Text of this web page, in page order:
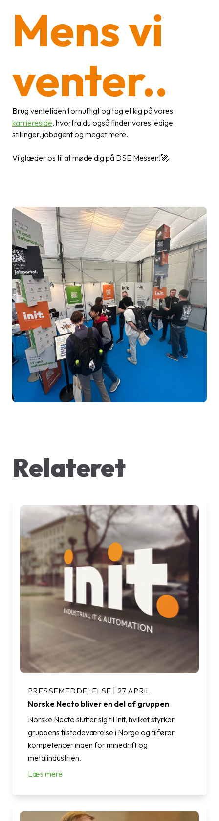
Mens vi
venter..
Brug ventetiden fornuftigt og tag et kig på vores
karriereside, hvorfra du også finder vores ledige
stillinger, jobagent og meget mere.
Vi glæder os til at møde dig på DSE Messen!🚀
Relateret
PRESSEMEDDELELSE | 27 APRIL
Norske Necto bliver en del af gruppen
Norske Necto slutter sig til Init, hvilket styrker
gruppens tilstedeværelse i Norge og tilfører
kompetencer inden for minedrift og
metalindustrien.
Læs mere